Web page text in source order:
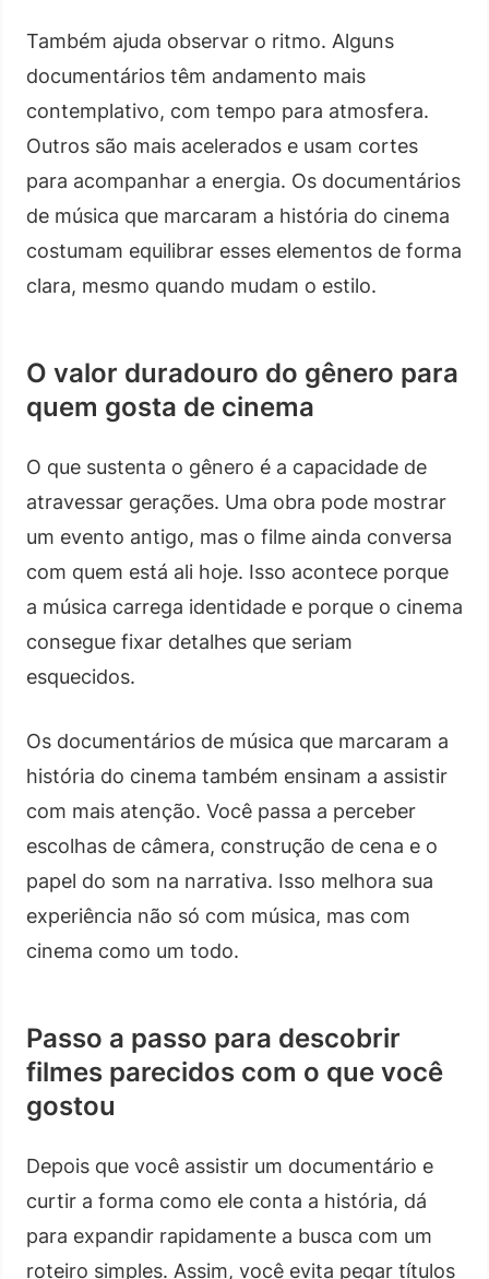
Também ajuda observar o ritmo. Alguns
documentários têm andamento mais
contemplativo, com tempo para atmosfera.
Outros são mais acelerados e usam cortes
para acompanhar a energia. Os documentários
de música que marcaram a história do cinema
costumam equilibrar esses elementos de forma
clara, mesmo quando mudam o estilo.
O valor duradouro do gênero para
quem gosta de cinema
O que sustenta o gênero é a capacidade de
atravessar gerações. Uma obra pode mostrar
um evento antigo, mas o filme ainda conversa
com quem está ali hoje. Isso acontece porque
a música carrega identidade e porque o cinema
consegue fixar detalhes que seriam
esquecidos.
Os documentários de música que marcaram a
história do cinema também ensinam a assistir
com mais atenção. Você passa a perceber
escolhas de câmera, construção de cena e o
papel do som na narrativa. Isso melhora sua
experiência não só com música, mas com
cinema como um todo.
Passo a passo para descobrir
filmes parecidos com o que você
gostou
Depois que você assistir um documentário e
curtir a forma como ele conta a história, dá
para expandir rapidamente a busca com um
roteiro simples. Assim, você evita pegar títulos